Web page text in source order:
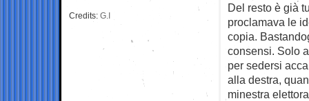
Del resto è già
proclamava le
copia.
consensi. Solo
per sedersi
alla destra,
minestra
Credits: G.I